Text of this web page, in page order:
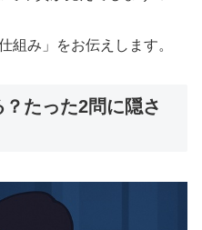
組み」をお伝えします。
たった2問に隠さ